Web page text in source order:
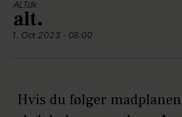
ALT.dk
1. Oct 2023 - 08:00
Hvis du følger